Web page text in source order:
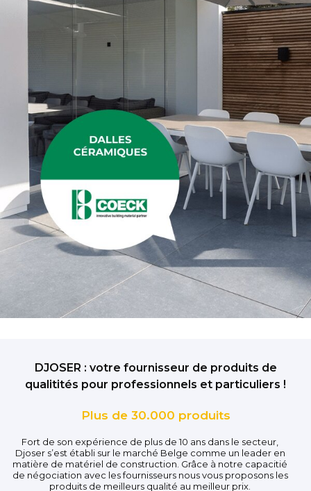
DJOSER : votre fournisseur de produits de
qualitités pour professionnels et particuliers !
Plus de 30.000 produits
Fort de son expérience de plus de 10 ans dans le secteur,
Djoser s’est établi sur le marché Belge comme un leader en
matière de matériel de construction. Grâce à notre capacitié
de négociation avec les fournisseurs nous vous proposons les
produits de meilleurs qualité au meilleur prix.